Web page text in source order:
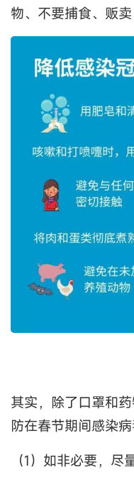
物、不要捕食、贩卖
其实，除了口罩和
防在春节期间感染病
（1）如非必要，